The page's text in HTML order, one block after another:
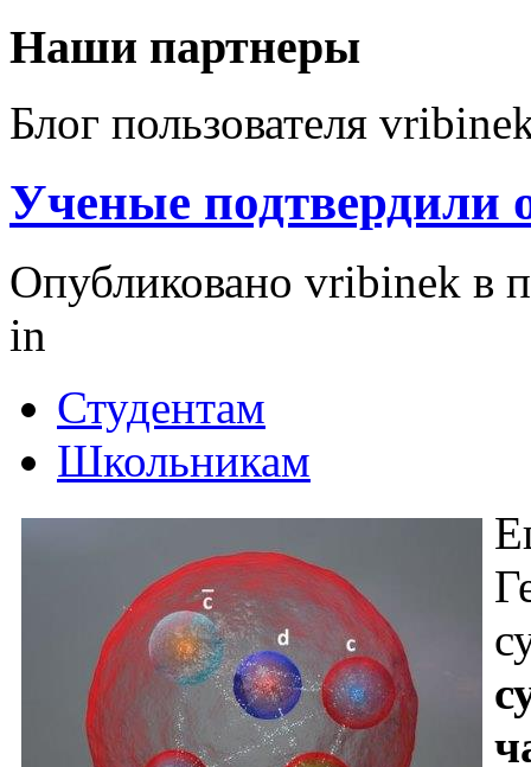
Наши партнеры
Блог пользователя
Ученые подтвердили
Опубликовано vribinek в
in
Студентам
Школьникам